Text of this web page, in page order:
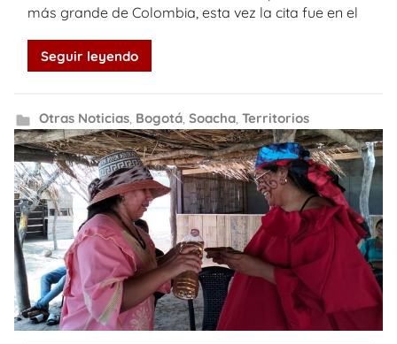
más grande de Colombia, esta vez la cita fue en el
Seguir leyendo
Otras Noticias, Bogotá, Soacha, Territorios